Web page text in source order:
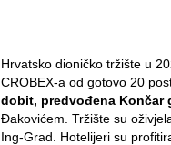
Hrvatsko dioničko tržište u
CROBEX-a od gotovo 20
dobit, predvođena Končar
Đakovićem. Tržište su
Ing-Grad. Hotelijeri su